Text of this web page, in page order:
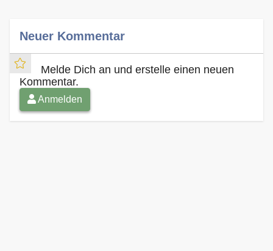
Neuer Kommentar
Melde Dich an und erstelle einen neuen
Kommentar.
Anmelden